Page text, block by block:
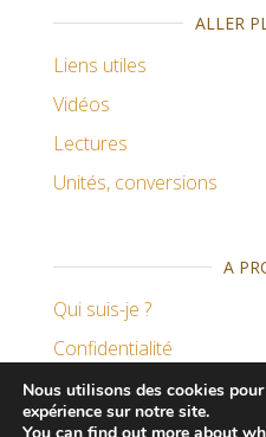
ALLER
Liens utiles
Vidéos
Lectures
Unités, conversions
A
Qui suis-je ?
Confidentialité
Remerciements
Nous utilisons des cookies
expérience sur notre site.